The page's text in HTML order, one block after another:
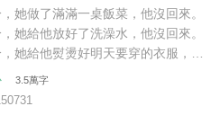
借沒了。 喲呼~一直擺爛，一直爽~~~
她做了滿滿一桌飯菜，他沒回來。
她給他放好了洗澡水，他沒回來。
她給他熨燙好明天要穿的衣服，他
：59分，她守著一桌早已涼透的
空蕩蕩的家。 門外突然傳來響聲，
3.5萬字